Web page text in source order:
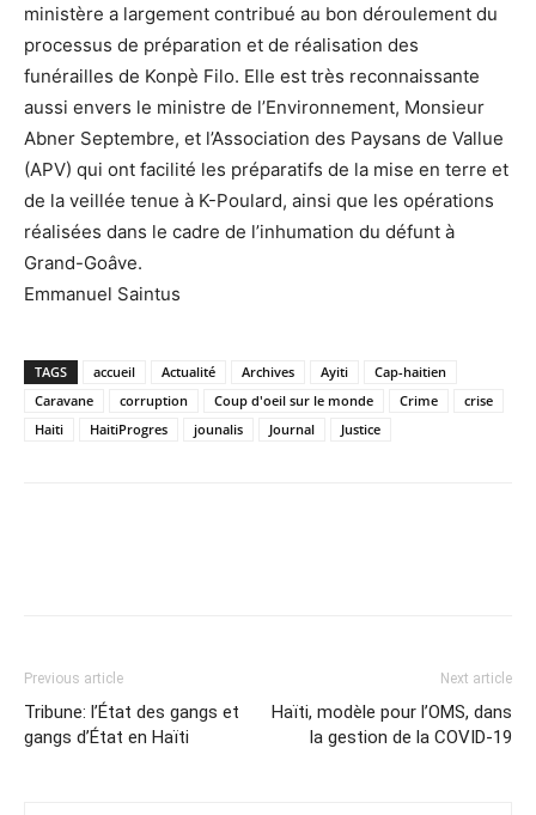
ministère a largement contribué au bon déroulement du
processus de préparation et de réalisation des
funérailles de Konpè Filo. Elle est très reconnaissante
aussi envers le ministre de l’Environnement, Monsieur
Abner Septembre, et l’Association des Paysans de Vallue
(APV) qui ont facilité les préparatifs de la mise en terre et
de la veillée tenue à K-Poulard, ainsi que les opérations
réalisées dans le cadre de l’inhumation du défunt à
Grand-Goâve.
Emmanuel Saintus
TAGS accueil Actualité Archives Ayiti
Cap-haitien
Caravane
corruption Coup d'oeil sur le monde Crime
crise
Haiti
HaitiProgres jounalis Journal Justice
Previous article
Tribune: l’État des gangs et
gangs d’État en Haïti
Next article
Haïti, modèle pour l’OMS, dans
la gestion de la COVID-19